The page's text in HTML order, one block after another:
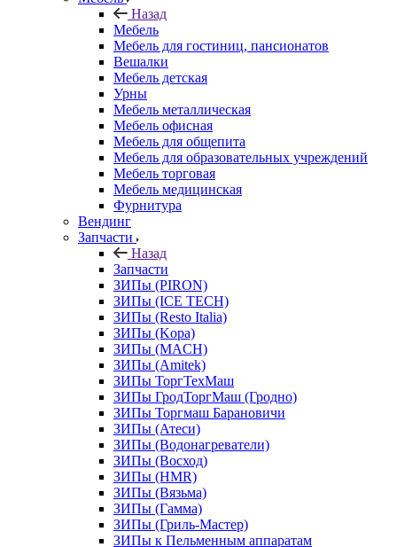
Назад
Мебель
Мебель для гостиниц, пансионатов
Вешалки
Мебель детская
Урны
Мебель металлическая
Мебель офисная
Мебель для общепита
Мебель для образовательных учреждений
Мебель торговая
Мебель медицинская
Фурнитура
Вендинг
Запчасти
Назад
Запчасти
ЗИПы (PIRON)
ЗИПы (ICE TECH)
ЗИПы (Resto Italia)
ЗИПы (Kopa)
ЗИПы (MACH)
ЗИПы (Amitek)
ЗИПы ТоргТехМаш
ЗИПы ГродТоргМаш (Гродно)
ЗИПы Торгмаш Барановичи
ЗИПы (Атеси)
ЗИПы (Водонагреватели)
ЗИПы (Восход)
ЗИПы (HMR)
ЗИПы (Вязьма)
ЗИПы (Гамма)
ЗИПы (Гриль-Мастер)
ЗИПы к Пельменным аппаратам